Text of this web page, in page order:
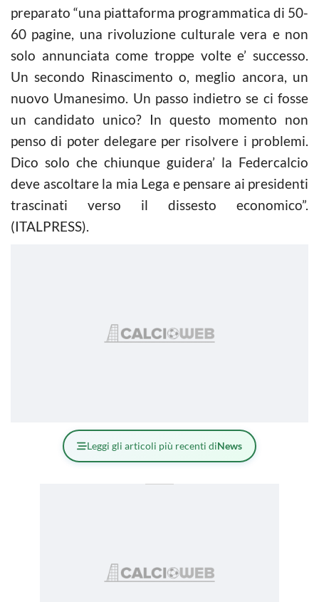
preparato “una piattaforma programmatica di 50-
60 pagine, una rivoluzione culturale vera e non
solo annunciata come troppe volte e’ successo.
Un secondo Rinascimento o, meglio ancora, un
nuovo Umanesimo. Un passo indietro se ci fosse
un candidato unico? In questo momento non
penso di poter delegare per risolvere i problemi.
Dico solo che chiunque guidera’ la Federcalcio
deve ascoltare la mia Lega e pensare ai presidenti
trascinati verso il dissesto economico”.
(ITALPRESS).
Leggi gli articoli più recenti diNews